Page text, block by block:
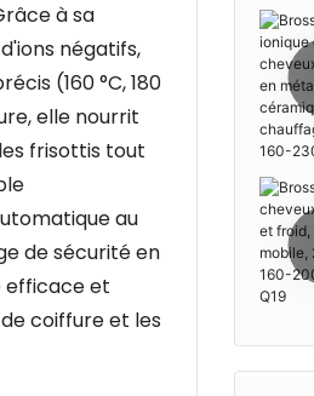
à sa
négatifs,
(160 °C, 180
elle nourrit
frisottis tout
au
de sécurité en
efficace et
coiffure et les